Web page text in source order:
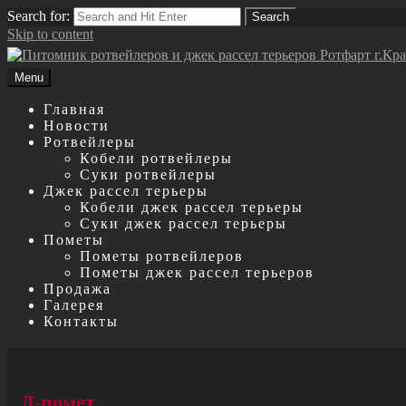
Search for: Search
Skip to content
Menu
Главная
Новости
Ротвейлеры
Кобели ротвейлеры
Суки ротвейлеры
Джек рассел терьеры
Кобели джек рассел терьеры
Суки джек рассел терьеры
Пометы
Пометы ротвейлеров
Пометы джек рассел терьеров
Продажа
Галерея
Контакты